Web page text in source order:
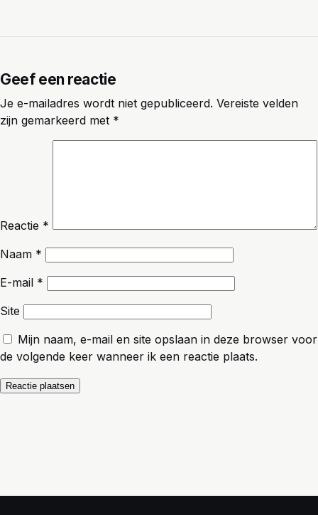
Geef een reactie
Je e-mailadres wordt niet gepubliceerd. Vereiste velden
zijn gemarkeerd met *
Reactie *
Naam *
E-mail *
Site
Mijn naam, e-mail en site opslaan in deze browser voor
de volgende keer wanneer ik een reactie plaats.